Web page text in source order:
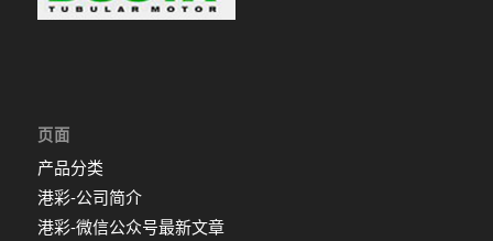
页面
产品分类
港彩-公司简介
港彩-微信公众号最新文章